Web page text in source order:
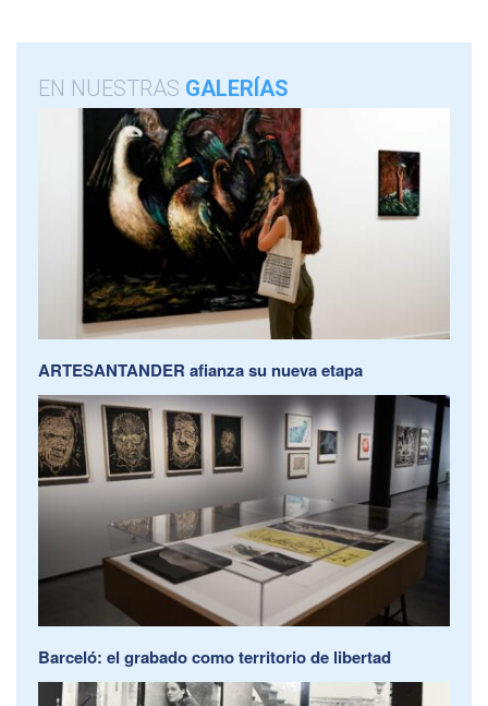
EN NUESTRAS GALERÍAS
ARTESANTANDER afianza su nueva etapa
Barceló: el grabado como territorio de libertad